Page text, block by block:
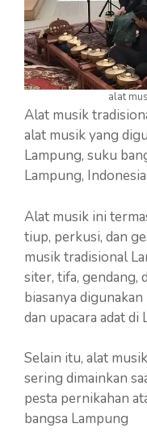
alat
Alat musik
alat musik yang
Lampung, suku
Lampung, Indonesia
Alat musik ini
tiup, perkusi, dan
musik tradisional
siter, tifa, gendang,
biasanya
dan upacara adat di
Selain itu, alat
sering dimainkan
pesta pernikahan
bangsa Lampung